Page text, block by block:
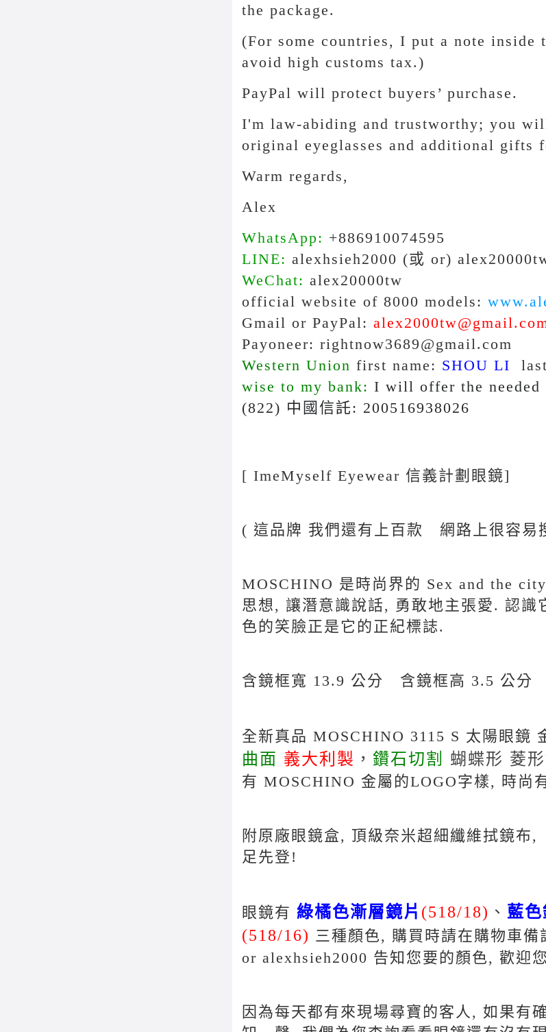
the package.
(For some countries, I put a note inside
avoid high customs tax.)
PayPal will protect buyers’ purchase.
I'm law-abiding and trustworthy; you
original eyeglasses and additional gifts
Warm regards,
Alex
WhatsApp: +886910074595
LINE: alexhsieh2000 (或 or)
WeChat: alex20000tw
official website of 8000 models:
Gmail or PayPal:
Payoneer: rightnow3689@gmail.com
Western Union first name: SHOU LI
wise to my bank: I will offer the needed
(822) 中國信託: 200516938026
[ ImeMyself Eyewear 信義計劃眼鏡]
( 這品牌 我們還有上百款 網路上很容易
MOSCHINO 是時尚界的 Sex and the
思想, 讓潛意識說話, 勇敢地主張愛. 認
色的笑臉正是它的正紀標誌.
含鏡框寬 13.9 公分 含鏡框高 3.5 公分
全新真品 MOSCHINO 3115 S 太陽眼鏡
曲面 義大利製 ， 鑽石切割 蝴蝶形 菱形
有 MOSCHINO 金屬的LOGO字樣, 時尚
附原廠眼鏡盒, 頂級奈米超細纖維拭鏡布,
足先登!
眼鏡有 綠橘色漸層鏡片 (518/18) 、 藍色
(518/16) 三種顏色, 購買時請在購物車備
or alexhsieh2000 告知您要的顏色, 歡迎
因為每天都有來現場尋寶的客人, 如果有